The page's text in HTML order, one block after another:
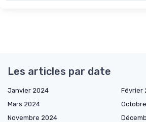
Les articles par date
Janvier 2024
Février
Mars 2024
Novembre 2024